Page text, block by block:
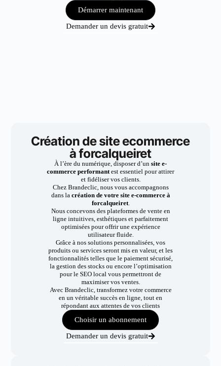
Démarrer maintenant
Demander un devis gratuit
Création de site ecommerce
à forcalqueiret
À l’ère du numérique, disposer d’un site e-
commerce performantest essentiel pour attirer
et fidéliser vos clients.
Chez Brandeclic, nous vous accompagnons
dans la création de votre site e-commerce à
forcalqueiret.
Nous concevons des plateformes de vente en
ligne intuitives, esthétiques et parfaitement
optimisées pour offrir une expérience
utilisateur fluide.
Grâce à nos solutions personnalisées, vos
produits ou services seront mis en valeur, et les
fonctionnalités telles que le paiement sécurisé,
la gestion des stocks ou encore l’optimisation
pour le SEO local vous permettront de
maximiser vos ventes.
Avec Brandeclic, transformez votre commerce
en un véritable succès en ligne, tout en
répondant aux attentes de vos clients
Choisir un abonnement
Demander un devis gratuit